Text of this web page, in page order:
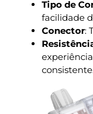
Tipo de
facilidade
Conector: